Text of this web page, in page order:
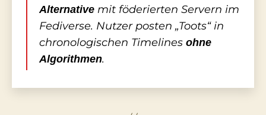
Alternative mit föderierten Servern im
Fediverse. Nutzer posten „Toots“ in
chronologischen Timelines ohne
Algorithmen.